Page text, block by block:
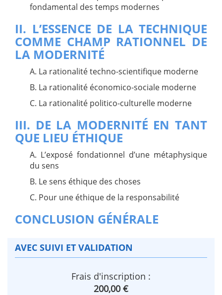
fondamental des temps modernes
II. L’ESSENCE DE LA TECHNIQUE
COMME CHAMP RATIONNEL DE
LA MODERNITÉ
A. La rationalité techno-scientifique moderne
B. La rationalité économico-sociale moderne
C. La rationalité politico-culturelle moderne
III. DE LA MODERNITÉ EN TANT
QUE LIEU ÉTHIQUE
A. L’exposé fondationnel d’une métaphysique
du sens
B. Le sens éthique des choses
C. Pour une éthique de la responsabilité
CONCLUSION GÉNÉRALE
AVEC SUIVI ET VALIDATION
Frais d'inscription :
200,00 €